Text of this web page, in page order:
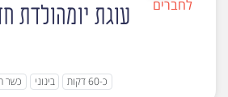
עוגת יומהולדת
כ-60 דקות בינוני כשר